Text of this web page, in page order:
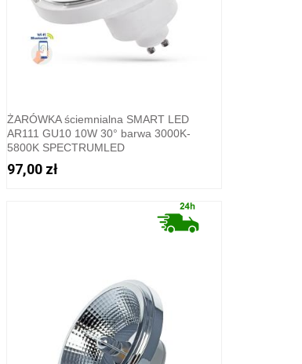
ŻARÓWKA ściemnialna SMART LED
AR111 GU10 10W 30° barwa 3000K-
5800K SPECTRUMLED
97,00 zł